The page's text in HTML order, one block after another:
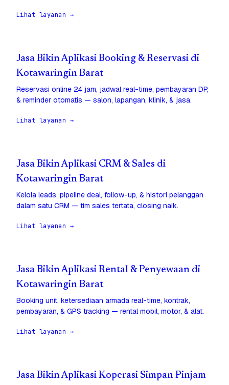
Lihat layanan →
Jasa Bikin Aplikasi Booking & Reservasi di
Kotawaringin Barat
Reservasi online 24 jam, jadwal real-time, pembayaran DP,
& reminder otomatis — salon, lapangan, klinik, & jasa.
Lihat layanan →
Jasa Bikin Aplikasi CRM & Sales di
Kotawaringin Barat
Kelola leads, pipeline deal, follow-up, & histori pelanggan
dalam satu CRM — tim sales tertata, closing naik.
Lihat layanan →
Jasa Bikin Aplikasi Rental & Penyewaan di
Kotawaringin Barat
Booking unit, ketersediaan armada real-time, kontrak,
pembayaran, & GPS tracking — rental mobil, motor, & alat.
Lihat layanan →
Jasa Bikin Aplikasi Koperasi Simpan Pinjam